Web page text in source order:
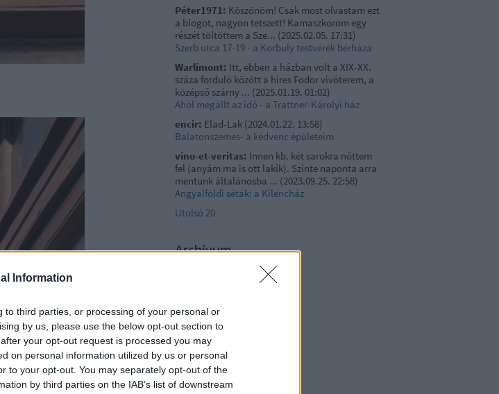
Information
to third parties, or processing of your personal or
by us, please use the below opt-out section to
your opt-out request is processed you may
on personal information utilized by us or personal
to your opt-out. You may separately opt-out of the
by third parties on the IAB’s list of downstream
Péter1971: Köszönöm! Csak most olvastam ezt
a blogot, nagyon tetszett! Kamaszkorom egy
részét töltöttem a Sze... (2025.02.05. 17:31)
Szerb utca 17-19 - a Korbuly testvérek bérháza
Warlimont: Itt, ebben a házban volt a XIX-XX.
száza forduló között a hires Fodor vivóterem, a
középső szárny ... (2025.01.19. 01:02)
Ahol megállt az idő - a Trattner-Károlyi ház
encir: Elad-Lak (2024.01.22. 13:58)
Balatonszemes- a kedvenc épületeim
vino-et-veritas: Innen kb. két sarokra nőttem
fel (anyám ma is ott lakik). Szinte naponta arra
mentünk általánosba ... (2023.09.25. 22:58)
Angyalföldi séták: a Kilencház
Utolsó 20
Archívum
2021 február
2020 május
2020 április
2020 február
2019 november
2019 május (
2017 december